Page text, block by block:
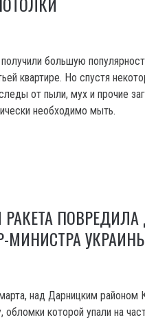
большую
квартире. Но спустя
от пыли, мух и прочие
необходимо мыть.
РАКЕТА
МИНИСТРА
над Дарницким районом
обломки которой упали на